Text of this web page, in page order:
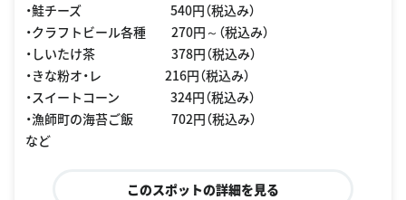
・鮭チーズ 540円（税込み）
・クラフトビール各種 270円～（税込み）
・しいたけ茶 378円（税込み）
・きな粉オ・レ 216円（税込み）
・スイートコーン 324円（税込み）
・漁師町の海苔ご飯 702円（税込み）
など
このスポットの詳細を見る